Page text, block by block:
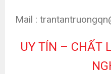
Mail :
UY TÍN – CHẤT